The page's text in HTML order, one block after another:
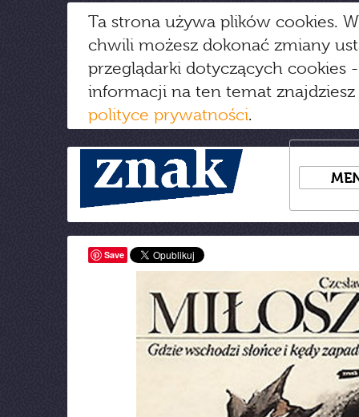
Ta strona używa plików cookies.
chwili możesz dokonać zmiany
przeglądarki dotyczących cookies
informacji na ten temat
polityce prywatności.
Save